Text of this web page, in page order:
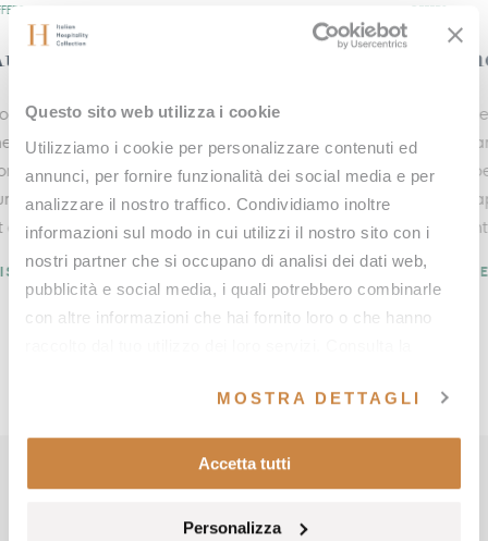
Questo sito web utilizza i cookie
Utilizziamo i cookie per personalizzare contenuti ed
annunci, per fornire funzionalità dei social media e per
analizzare il nostro traffico. Condividiamo inoltre
informazioni sul modo in cui utilizzi il nostro sito con i
nostri partner che si occupano di analisi dei dati web,
pubblicità e social media, i quali potrebbero combinarle
con altre informazioni che hai fornito loro o che hanno
MOSTRA DETTAGLI
Accetta tutti
Personalizza
From June 3rd to August 31st, discover the charm of
the Tuscan countryside among enchanting
landscapes, refreshing panoramic pools,
cryotherapy sessions, and indulge in a new foam
treatment.
DISCOVER MORE
BOOK YOUR STAY